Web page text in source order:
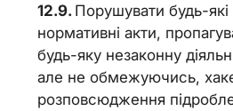
Порушувати будь-які
нормативні акти,
будь-яку незаконну
але не обмежуючись,
розповсюдження